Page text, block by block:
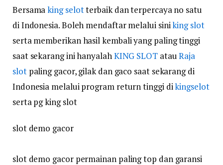
Bersamaking selotterbaik dan terpercaya no satu
di Indonesia. Boleh mendaftar melalui siniking slot
serta memberikan hasil kembali yang paling tinggi
saat sekarang ini hanyalahKING SLOTatauRaja
slotpaling gacor, gilak dan gaco saat sekarang di
Indonesia melalui program return tinggi dikingselot
serta pg king slot
slot demo gacor
slot demo gacor permainan paling top dan garansi